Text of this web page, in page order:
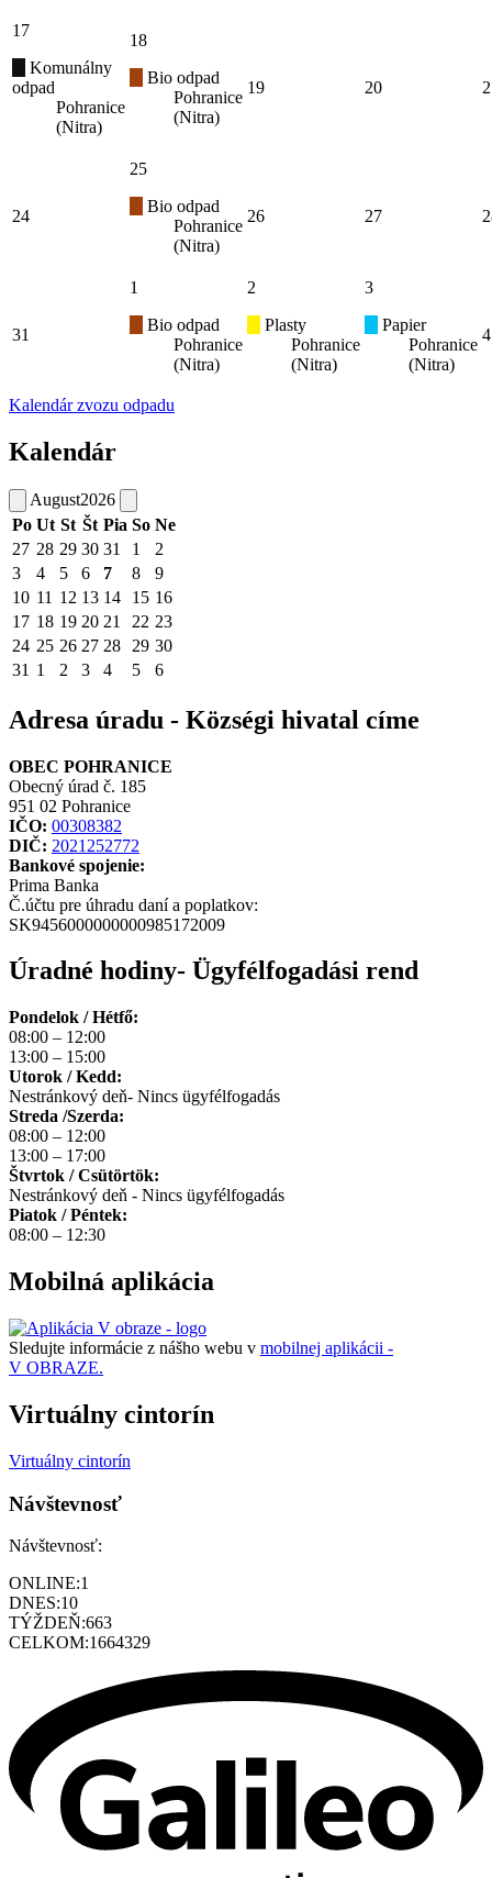
17
Komunálny
odpad
Pohranice
(Nitra)
18
Bio odpad
Pohranice
(Nitra)
19 20
24
25
Bio odpad
Pohranice
(Nitra)
26 27
31
1
Bio odpad
Pohranice
(Nitra)
2
Plasty
Pohranice
(Nitra)
3
Papier
Pohranice
(Nitra)
4
Kalendár zvozu odpadu
Kalendár
August2026
Po Ut St Št Pia So Ne
27 28 29 30 31 1
2
3
4 5 6 7 8
9
10 11 12 13 14 15 16
17 18 19 20 21 22 23
24 25 26 27 28 29 30
31 1 2 3 4 5 6
Adresa úradu - Községi hivatal címe
OBEC POHRANICE
Obecný úrad č. 185
951 02 Pohranice
IČO: 00308382
DIČ: 2021252772
Bankové spojenie:
Prima Banka
Č.účtu pre úhradu daní a poplatkov:
SK9456000000000985172009
Úradné hodiny- Ügyfélfogadási rend
Pondelok / Hétfő:
08:00 – 12:00
13:00 – 15:00
Utorok / Kedd:
Nestránkový deň- Nincs ügyfélfogadás
Streda /Szerda:
08:00 – 12:00
13:00 – 17:00
Štvrtok / Csütörtök:
Nestránkový deň - Nincs ügyfélfogadás
Piatok / Péntek:
08:00 – 12:30
Mobilná aplikácia
Sledujte informácie z nášho webu v mobilnej aplikácii -
V OBRAZE.
Virtuálny cintorín
Virtuálny cintorín
Návštevnosť
Návštevnosť:
ONLINE:1
DNES:10
TÝŽDEŇ:663
CELKOM:1664329